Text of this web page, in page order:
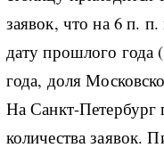
заявок, что на 6 п.
дату прошлого года
года, доля
На Санкт-Петербург
количества заявок.